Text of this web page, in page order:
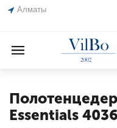
Алматы
Essentials